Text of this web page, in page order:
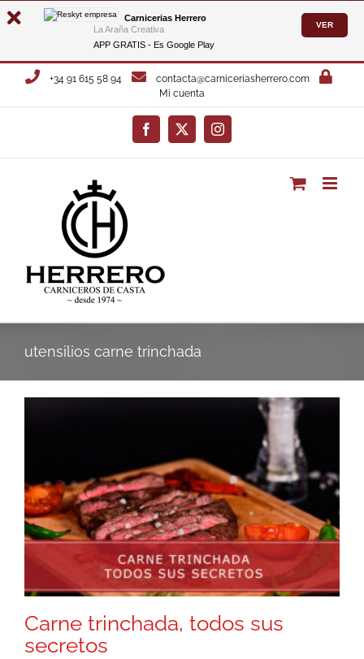
Carnicerias Herrero
La Araña Creativa
APP GRATIS - Es Google Play
VER
Saltar
+34 91 615 58 94
contacta@carniceriasherrero.com
Mi cuenta
Facebook
X Instagram
utensilios carne trinchada
Carne trinchada, todos sus
secretos